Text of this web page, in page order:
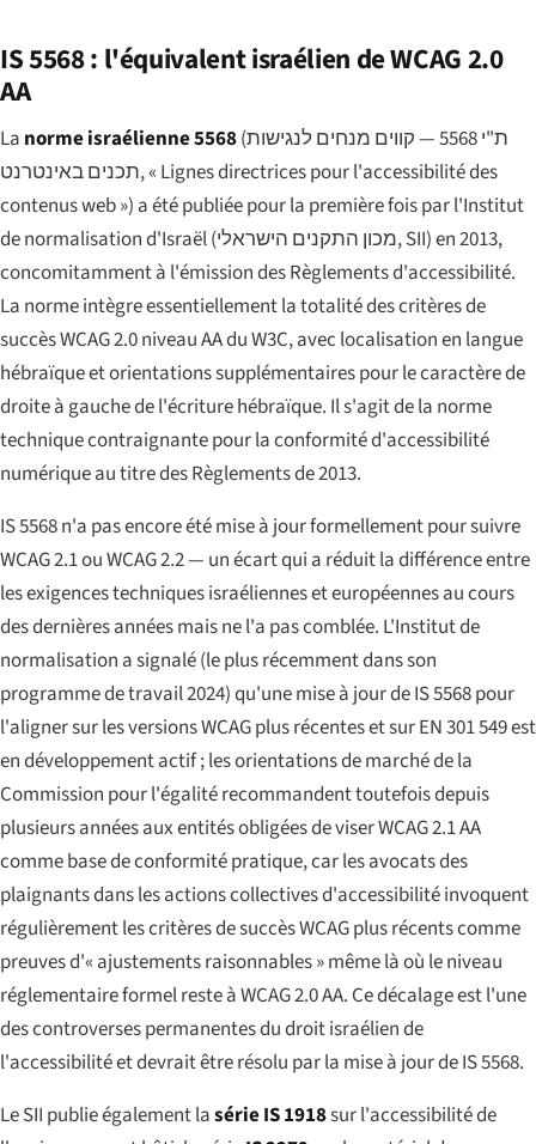
IS 5568 : l'équivalent israélien de WCAG 2.0
AA
La norme israélienne 5568(ת"י 5568 — קווים מנחים לנגישות
תכנים באינטרנט, « Lignes directrices pour l'accessibilité des
contenus web ») a été publiée pour la première fois par l'Institut
de normalisation d'Israël (מכון התקנים הישראלי, SII) en 2013,
concomitamment à l'émission des Règlements d'accessibilité.
La norme intègre essentiellement la totalité des critères de
succès WCAG 2.0 niveau AA du W3C, avec localisation en langue
hébraïque et orientations supplémentaires pour le caractère de
droite à gauche de l'écriture hébraïque. Il s'agit de la norme
technique contraignante pour la conformité d'accessibilité
numérique au titre des Règlements de 2013.
IS 5568 n'a pas encore été mise à jour formellement pour suivre
WCAG 2.1 ou WCAG 2.2 — un écart qui a réduit la différence entre
les exigences techniques israéliennes et européennes au cours
des dernières années mais ne l'a pas comblée. L'Institut de
normalisation a signalé (le plus récemment dans son
programme de travail 2024) qu'une mise à jour de IS 5568 pour
l'aligner sur les versions WCAG plus récentes et sur EN 301 549 est
en développement actif ; les orientations de marché de la
Commission pour l'égalité recommandent toutefois depuis
plusieurs années aux entités obligées de viser WCAG 2.1 AA
comme base de conformité pratique, car les avocats des
plaignants dans les actions collectives d'accessibilité invoquent
régulièrement les critères de succès WCAG plus récents comme
preuves d'« ajustements raisonnables » même là où le niveau
réglementaire formel reste à WCAG 2.0 AA. Ce décalage est l'une
des controverses permanentes du droit israélien de
l'accessibilité et devrait être résolu par la mise à jour de IS 5568.
Le SII publie également lasérie IS 1918sur l'accessibilité de